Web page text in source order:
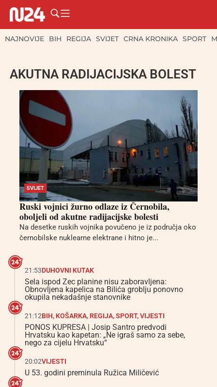
NAJNOVIJE BIH REGIJA SVIJET CRNA KRONIKA SPORT
AKUTNA RADIJACIJSKA BOLEST
SVIJET
Ruski vojnici žurno odlaze iz Černobila,
oboljeli od akutne radijacijske bolesti
Na desetke ruskih vojnika povučeno je iz područja oko
černobilske nuklearne elektrane i hitno je...
21:53DUHOVNI KUTAK
Sela ispod Zec planine nisu zaboravljena:
Obnovljena kapelica na Bilića groblju ponovno
okupila nekadašnje stanovnike
21:12BIH, KOŠARKA, REGIJA,SPORT,VIJESTI
PONOS KUPRESA | Josip Santro predvodi
Hrvatsku kao kapetan: „Ne igraš samo za sebe,
nego za cijelu Hrvatsku“
20:02VIJESTI
U 53. godini preminula Ružica Miličević